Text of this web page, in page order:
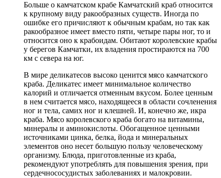
Больше о камчатском крабе Камчатский краб относится
к крупному виду ракообразных существ. Иногда по
ошибке его причисляют к обычным крабам, но так как
ракообразное имеет вместо пяти, четыре пары ног, то и
относится оно к крабоидам. Обитают королевские крабы
у берегов Камчатки, их владения простираются на 700
км с севера на юг.
В мире деликатесов высоко ценится мясо камчатского
краба. Деликатес имеет минимальное количество
калорий и отличается отменным вкусом. Более ценным
в нем считается мясо, находящееся в области сочленения
ног и тела, самих ног и клешней. И, конечно же, икра
краба. Мясо королевского краба богато на витамины,
минералы и аминокислоты. Обогащенное ценными
источниками цинка, белка, йода и минеральных
элементов оно несет большую пользу человеческому
организму. Блюда, приготовленные из краба,
рекомендуют употреблять для повышения зрения, при
сердечнососудистых заболеваниях и малокровии.